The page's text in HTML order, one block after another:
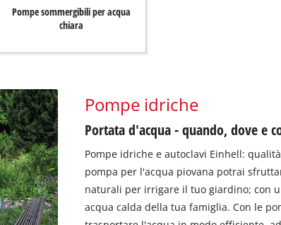
Pompe sommergibili per acqua
chiara
Pompe idriche
Portata d'acqua - quando, dove e
Pompe idriche e autoclavi Einhell:
pompa per l'acqua piovana potrai
naturali per irrigare il tuo giardino; con
acqua calda della tua famiglia. Con le